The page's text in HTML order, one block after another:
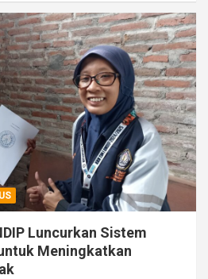
Luncurkan Sistem
Meningkatkan